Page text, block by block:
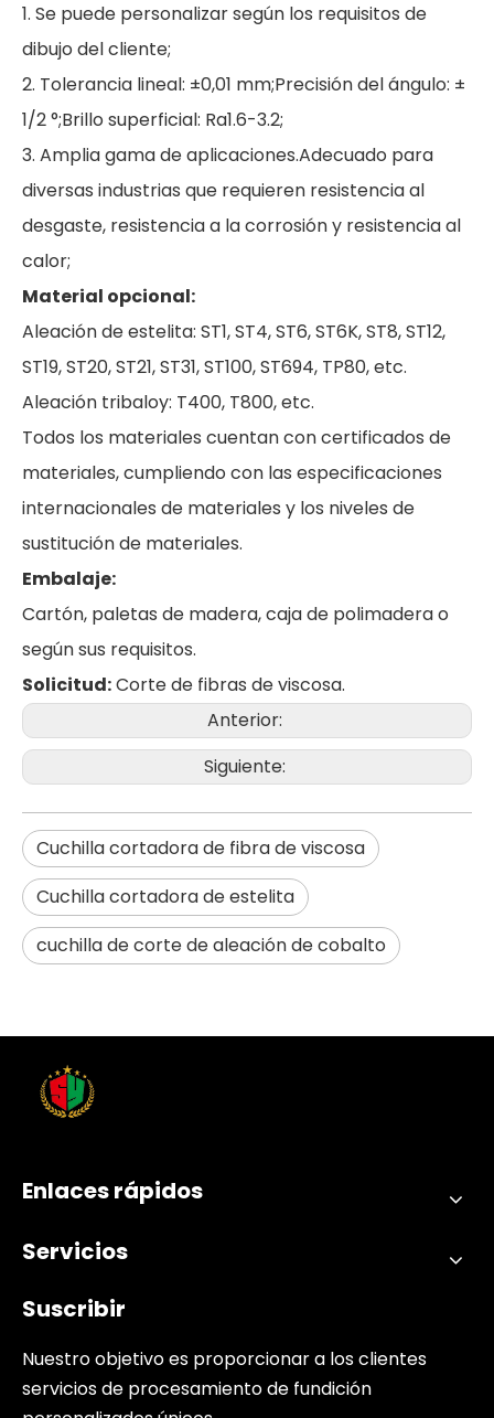
1. Se puede personalizar según los requisitos de
dibujo del cliente;
2. Tolerancia lineal: ±0,01 mm;Precisión del ángulo: ±
1/2 °;Brillo superficial: Ra1.6-3.2;
3. Amplia gama de aplicaciones.Adecuado para
diversas industrias que requieren resistencia al
desgaste, resistencia a la corrosión y resistencia al
calor;
Material opcional:
Aleación de estelita: ST1, ST4, ST6, ST6K, ST8, ST12,
ST19, ST20, ST21, ST31, ST100, ST694, TP80, etc.
Aleación tribaloy: T400, T800, etc.
Todos los materiales cuentan con certificados de
materiales, cumpliendo con las especificaciones
internacionales de materiales y los niveles de
sustitución de materiales.
Embalaje:
Cartón, paletas de madera, caja de polimadera o
según sus requisitos.
Solicitud:Corte de fibras de viscosa.
Anterior:
Siguiente:
Cuchilla cortadora de fibra de viscosa
Cuchilla cortadora de estelita
cuchilla de corte de aleación de cobalto
Enlaces rápidos
Servicios
Suscribir
Nuestro objetivo es proporcionar a los clientes
servicios de procesamiento de fundición